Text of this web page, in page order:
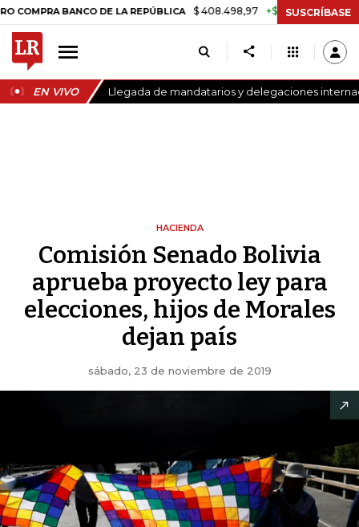
BANCO DE LA REPÚBLICA $ 408.498,97 +$ 8.753,81 +2,19%
SUSCRÍBASE
EN VIVO Llegada de mandatarios y delegaciones
HACIENDA
Comisión Senado Bolivia
aprueba proyecto ley para
elecciones, hijos de Morales
dejan país
sábado, 23 de noviembre de 2019